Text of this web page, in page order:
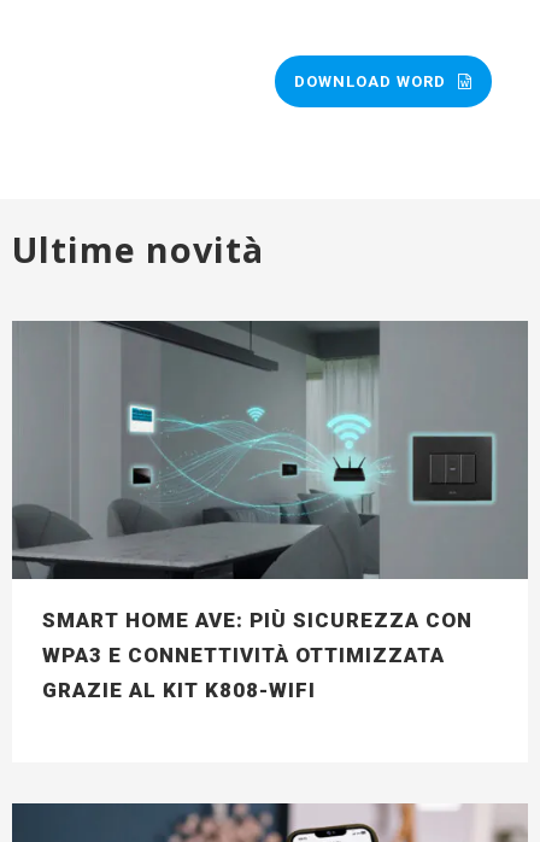
DOWNLOAD WORD
Ultime novità
SMART HOME AVE: PIÙ SICUREZZA CON
WPA3 E CONNETTIVITÀ OTTIMIZZATA
GRAZIE AL KIT K808-WIFI